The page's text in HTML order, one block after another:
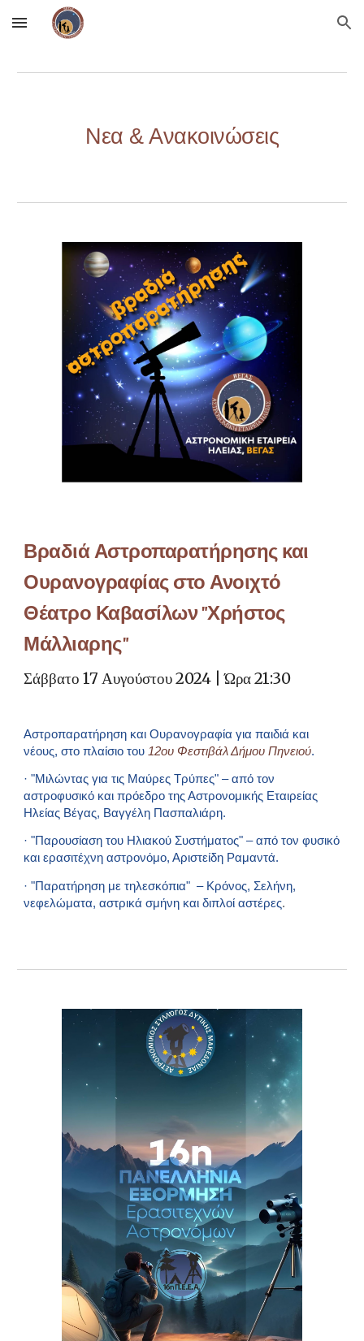
Skip to main content Skip to navigation
Νεα & Ανακοινώσεις
Βραδιά Αστροπαρατήρησης και
Ουρανογραφίας στο Ανοιχτό
Θέατρο Καβασίλων "Χρήστος
Μάλλιαρης"
Σάββατο 17 Αυγούστου 2024 | Ώρα 21:30
Αστροπαρατήρηση και Ουρανογραφία για παιδιά και
νέους, στο πλαίσιο του 12ου Φεστιβάλ Δήμου Πηνειού.
· "Μιλώντας για τις Μαύρες Τρύπες" – από τον
αστροφυσικό και πρόεδρο της Αστρονομικής Εταιρείας
Ηλείας Βέγας, Βαγγέλη Πασπαλιάρη.
· "Παρουσίαση του Ηλιακού Συστήματος" – από τον φυσικό
και ερασιτέχνη αστρονόμο, Αριστείδη Ραμαντά.
· "Παρατήρηση με τηλεσκόπια"–Κρόνος, Σελήνη,
νεφελώματα, αστρικά σμήνη και διπλοί αστέρες.